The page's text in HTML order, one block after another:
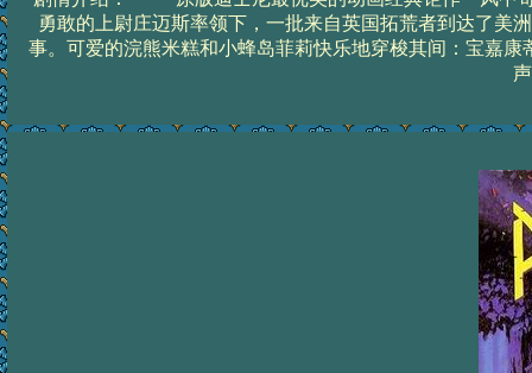
勇敢的上尉庄迈斯率领下，一批来自英国拓荒者到达了美
事。可爱的浣熊米糕和小蜂岛菲莉快乐地穿梭其间：宝嘉